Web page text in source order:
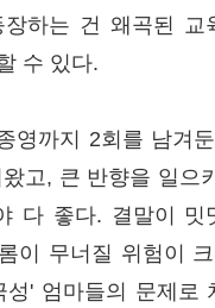
장하는 건 왜곡된 교
수 있다.
영까지 2회를 남겨
고, 큰 반향을 일으
다 좋다. 결말이 밋
이 무너질 위험이
성' 엄마들의 문제로